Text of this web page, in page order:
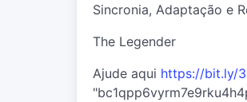
Sincronia, Adaptação e
The Legender
Ajude aqui https://bit.ly/